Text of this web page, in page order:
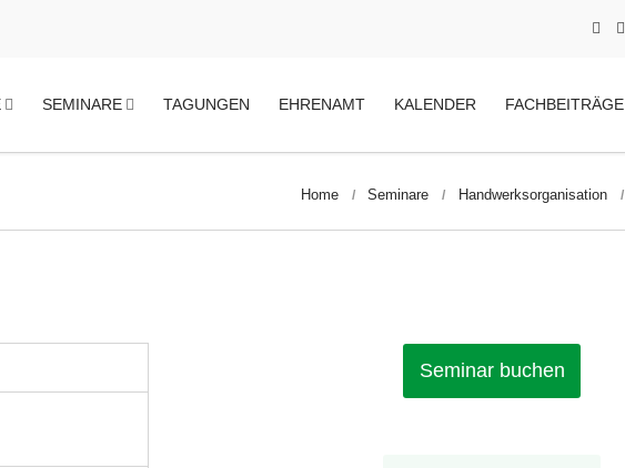
SEMINARE TAGUNGEN EHRENAMT KALENDER FACHBEITRÄGE
Home Seminare Handwerksorganisation
Seminar buchen